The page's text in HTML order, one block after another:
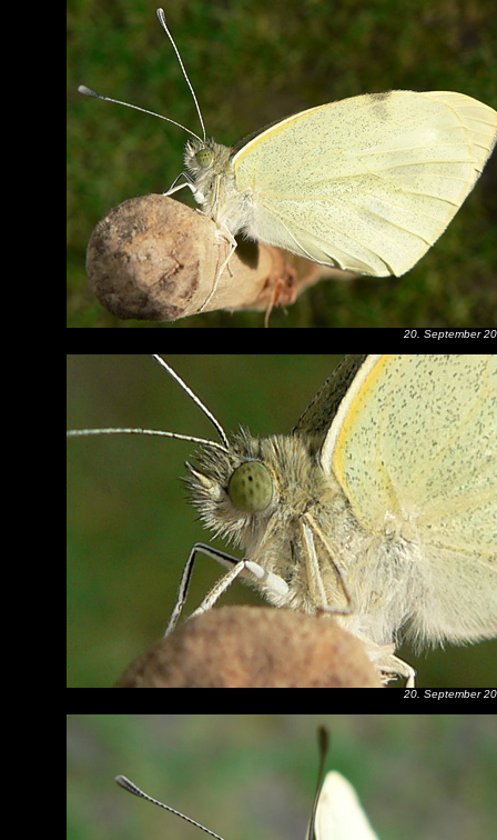
20. September
20. September